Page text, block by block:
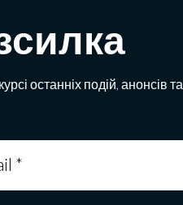
останніх подій, анонсів та